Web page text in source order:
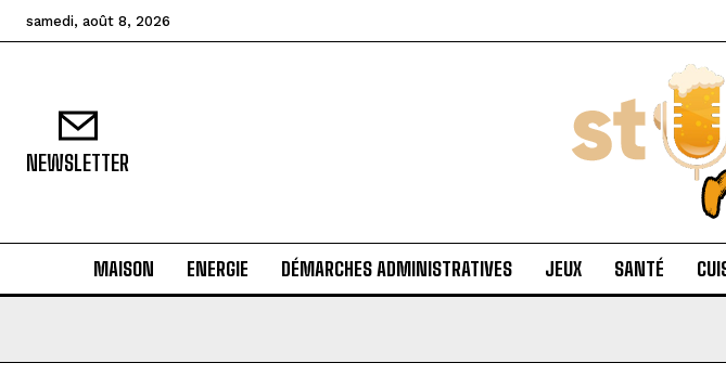
samedi, août 8, 2026
NEWSLETTER
MAISON ENERGIE DÉMARCHES ADMINISTRATIVES JEUX SANTÉ